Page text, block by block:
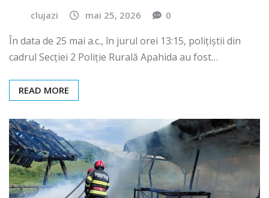
clujazi mai 25, 2026 0
În data de 25 mai a.c., în jurul orei 13:15, polițiștii din
cadrul Secției 2 Poliție Rurală Apahida au fost…
READ MORE